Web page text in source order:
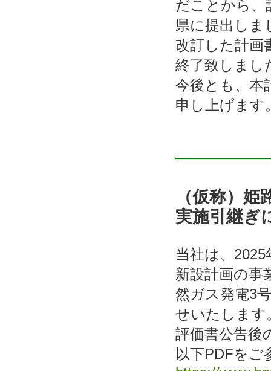
だことから、
県に提出しま
改訂した計画
終了致しまし
今後とも、本
申し上げます
（仮称）
実施引継ぎ
当社は、
新設計画の事
然ガス発電3
せいたします
評価書公告後
以下PDFをご